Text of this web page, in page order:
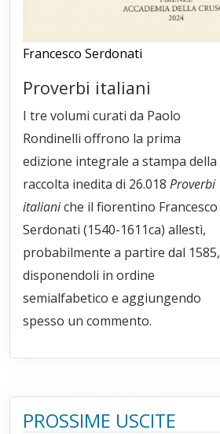
Francesco Serdonati
Proverbi italiani
I tre volumi curati da Paolo
Rondinelli offrono la prima
edizione integrale a stampa della
raccolta inedita di 26.018 Proverbi
italianiche il fiorentino Francesco
Serdonati (1540-1611ca) allestì,
probabilmente a partire dal 1585,
disponendoli in ordine
semialfabetico e aggiungendo
spesso un commento.
PROSSIME USCITE